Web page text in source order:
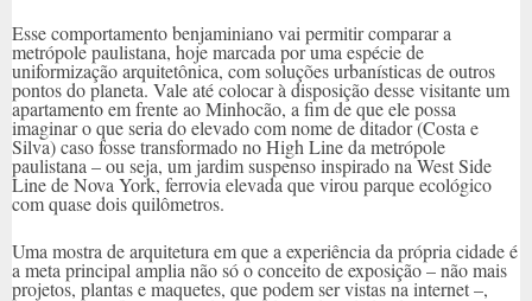
Esse comportamento benjaminiano vai permitir comparar a
metrópole paulistana, hoje marcada por uma espécie de
uniformização arquitetônica, com soluções urbanísticas de outros
pontos do planeta. Vale até colocar à disposição desse visitante um
apartamento em frente ao Minhocão, a fim de que ele possa
imaginar o que seria do elevado com nome de ditador (Costa e
Silva) caso fosse transformado no High Line da metrópole
paulistana – ou seja, um jardim suspenso inspirado na West Side
Line de Nova York, ferrovia elevada que virou parque ecológico
com quase dois quilômetros.
Uma mostra de arquitetura em que a experiência da própria cidade é
a meta principal amplia não só o conceito de exposição – não mais
projetos, plantas e maquetes, que podem ser vistas na internet –,